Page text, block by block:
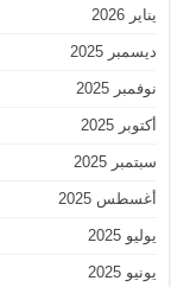
يناير 2026
ديسمبر 2025
نوفمبر 2025
أكتوبر 2025
سبتمبر 2025
أغسطس 2025
يوليو 2025
يونيو 2025